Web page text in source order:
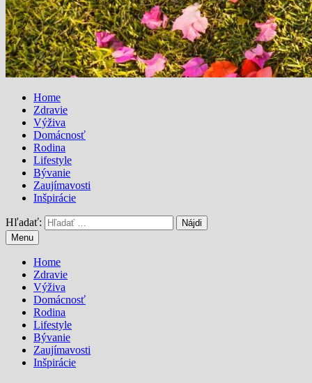
Home
Zdravie
Výživa
Domácnosť
Rodina
Lifestyle
Bývanie
Zaujímavosti
Inšpirácie
Hľadať:
Menu
Home
Zdravie
Výživa
Domácnosť
Rodina
Lifestyle
Bývanie
Zaujímavosti
Inšpirácie